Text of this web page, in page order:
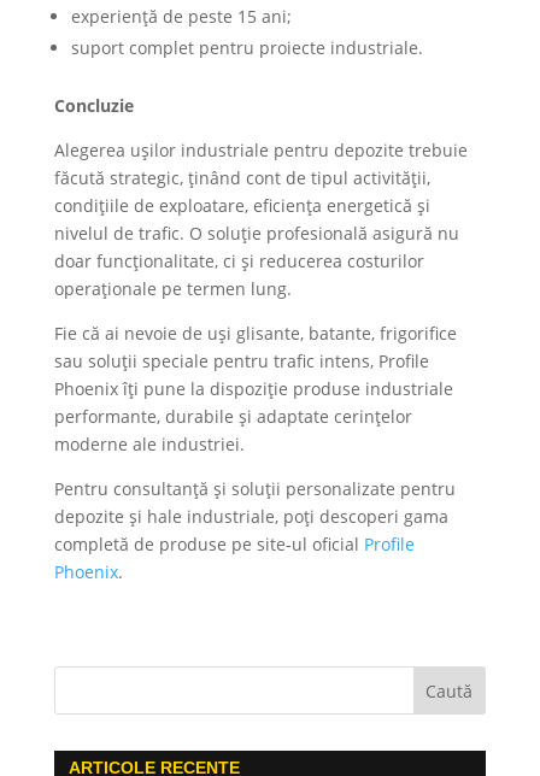
experiență de peste 15 ani;
suport complet pentru proiecte industriale.
Concluzie
Alegerea ușilor industriale pentru depozite trebuie
făcută strategic, ținând cont de tipul activității,
condițiile de exploatare, eficiența energetică și
nivelul de trafic. O soluție profesională asigură nu
doar funcționalitate, ci și reducerea costurilor
operaționale pe termen lung.
Fie că ai nevoie de uși glisante, batante, frigorifice
sau soluții speciale pentru trafic intens, Profile
Phoenix îți pune la dispoziție produse industriale
performante, durabile și adaptate cerințelor
moderne ale industriei.
Pentru consultanță și soluții personalizate pentru
depozite și hale industriale, poți descoperi gama
completă de produse pe site-ul oficial Profile
Phoenix.
ARTICOLE RECENTE